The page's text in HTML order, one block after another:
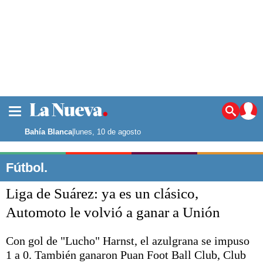
Noticias
La ciudad
Punta Alta
El mundo
Seguridad
Opinión
Deportes
Escenario Olímpico
Liga del Sur
Bahía Blanca|lunes, 10 de agosto
Fútbol.
Liga de Suárez: ya es un clásico,
Automoto le volvió a ganar a Unión
Con gol de "Lucho" Harnst, el azulgrana se impuso
1 a 0. También ganaron Puan Foot Ball Club, Club